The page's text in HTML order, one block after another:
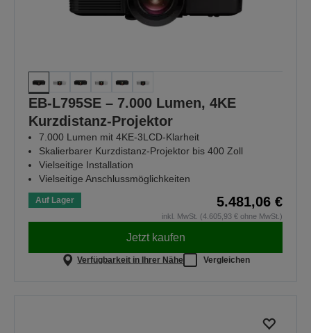
EB-L795SE – 7.000 Lumen, 4KE
Kurzdistanz-Projektor
7.000 Lumen mit 4KE-3LCD-Klarheit
Skalierbarer Kurzdistanz-Projektor bis 400 Zoll
Vielseitige Installation
Vielseitige Anschlussmöglichkeiten
Auf Lager 5.481,06 €
inkl. MwSt. (4.605,93 € ohne MwSt.)
Jetzt kaufen
Verfügbarkeit in Ihrer Nähe Vergleichen